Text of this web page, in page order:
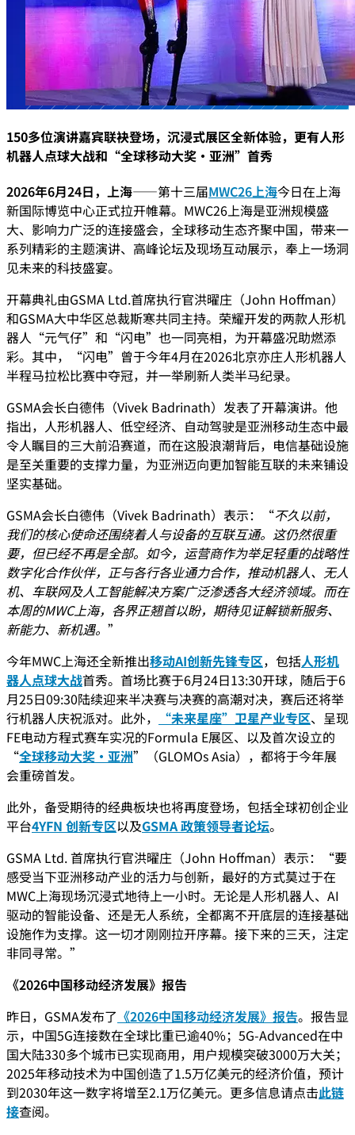
150多位演讲嘉宾联袂登场，沉浸式展区全新体验，更有人形
机器人点球大战和“全球移动大奖·亚洲”首秀
2026年6月24日，上海——第十三届MWC26上海今日在上海
新国际博览中心正式拉开帷幕。MWC26上海是亚洲规模盛
大、影响力广泛的连接盛会，全球移动生态齐聚中国，带来一
系列精彩的主题演讲、高峰论坛及现场互动展示，奉上一场洞
见未来的科技盛宴。
开幕典礼由GSMA Ltd.首席执行官洪曜庄（John Hoffman）
和GSMA大中华区总裁斯寒共同主持。荣耀开发的两款人形机
器人“元气仔”和“闪电”也一同亮相，为开幕盛况助燃添
彩。其中，“闪电”曾于今年4月在2026北京亦庄人形机器人
半程马拉松比赛中夺冠，并一举刷新人类半马纪录。
GSMA会长白德伟（Vivek Badrinath）发表了开幕演讲。他
指出，人形机器人、低空经济、自动驾驶是亚洲移动生态中最
令人瞩目的三大前沿赛道，而在这股浪潮背后，电信基础设施
是至关重要的支撑力量，为亚洲迈向更加智能互联的未来铺设
坚实基础。
GSMA会长白德伟（Vivek Badrinath）表示：“不久以前，
我们的核心使命还围绕着人与设备的互联互通。这仍然很重
要，但已经不再是全部。如今，运营商作为举足轻重的战略性
数字化合作伙伴，正与各行各业通力合作，推动机器人、无人
机、车联网及人工智能解决方案广泛渗透各大经济领域。而在
本周的MWC上海，各界正翘首以盼，期待见证解锁新服务、
新能力、新机遇。 ”
今年MWC上海还全新推出移动AI创新先锋专区，包括人形机
器人点球大战首秀。首场比赛于6月24日13:30开球，随后于6
月25日09:30陆续迎来半决赛与决赛的高潮对决，赛后还将举
行机器人庆祝派对。此外，
“未来星座”卫星产业专区、呈现
FE电动方程式赛车实况的Formula E展区、以及首次设立的
“全球移动大奖·亚洲”（GLOMOs Asia），都将于今年展
会重磅首发。
此外，备受期待的经典板块也将再度登场，包括全球初创企业
平台4YFN 创新专区以及GSMA 政策领导者论坛。
GSMA Ltd. 首席执行官洪曜庄（John Hoffman）表示：“要
感受当下亚洲移动产业的活力与创新，最好的方式莫过于在
MWC上海现场沉浸式地待上一小时。无论是人形机器人、AI
驱动的智能设备、还是无人系统，全都离不开底层的连接基础
设施作为支撑。这一切才刚刚拉开序幕。接下来的三天，注定
非同寻常。”
《2026中国移动经济发展》报告
昨日，GSMA发布了 《2026中国移动经济发展》报告。报告显
示，中国5G连接数在全球比重已逾40%；5G-Advanced在中
国大陆330多个城市已实现商用，用户规模突破3000万大关；
2025年移动技术为中国创造了1.5万亿美元的经济价值，预计
到2030年这一数字将增至2.1万亿美元。更多信息请点击此链
接查阅。